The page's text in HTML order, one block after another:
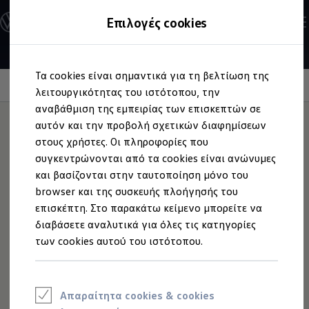
Επιλογές cookies
Τα cookies είναι σημαντικά για τη βελτίωση της
λειτουργικότητας του ιστότοπου, την
αναβάθμιση της εμπειρίας των επισκεπτών σε
αυτόν και την προβολή σχετικών διαφημίσεων
στους χρήστες. Οι πληροφορίες που
συγκεντρώνονται από τα cookies είναι ανώνυμες
και βασίζονται στην ταυτοποίηση μόνο του
browser και της συσκευής πλοήγησής του
επισκέπτη. Στο παρακάτω κείμενο μπορείτε να
διαβάσετε αναλυτικά για όλες τις κατηγορίες
των cookies αυτού του ιστότοπου.
Απαραίτητα cookies & cookies
στο
περιεχόμενο
στο
footer
Ανακαλύψτε τα Μοντέλα
Διαμορφώστε το Volkswagen σας
Επαγγελματικά Οχήματα Volkswagen
Ηλεκτρικά & eHybrid μοντέλα
Ηλεκτρικά μοντέλα
ID.3 Neo
Νέο ID. Polo
ID.4
ID.4 GTX
ID.5
ID.5 GTX
ID.7
ID.7 GTX
ID. Buzz
ID. Buzz Cargo
ID. CROSS
eHybrid μοντέλα
Golf GTE
Νέο Tayron ehybrid
e-Tools για ηλεκτρικά αυτοκίνητα
Συστήματα υποβοήθησης οδηγού
Έξυπνοι βοηθοίγια την
καθημερινή εργασία
Είτε στα στενά δρομάκια της παλιάς πόλης, είτε στη
μεγάλη κίνηση σε ώρες αιχμής, είτε σε εργοτάξια χωρίς
καλή ορατότητα - όταν τα πράγματα γίνονται δύσκολα,
πολυάριθμα συστήματα υποβοήθησης οδηγού, σας